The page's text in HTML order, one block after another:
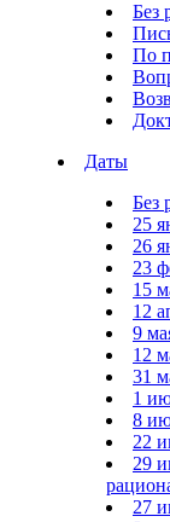
Без
По
Даты
Без
25
26
23
15
12
9
12
31
1
8
22
29
27